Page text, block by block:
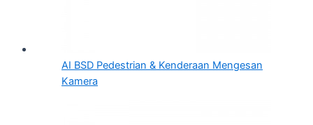
AI BSD Pedestrian & Kenderaan Mengesan
Kamera